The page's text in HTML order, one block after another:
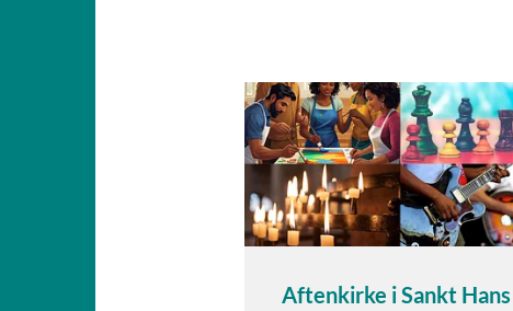
Aftenkirke i Sankt Hans